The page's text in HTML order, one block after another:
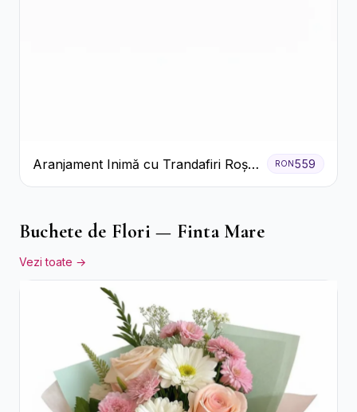
Aranjament Inimă cu Trandafiri Roșii
și Ciocolată Ferrero Rocher
RON559
Buchete de Flori — Finta Mare
Vezi toate →